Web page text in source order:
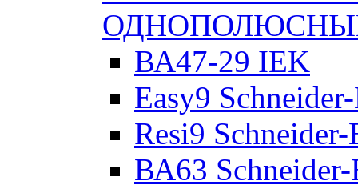
ВА47-29 IEK
Easy9
Resi9
ВА63